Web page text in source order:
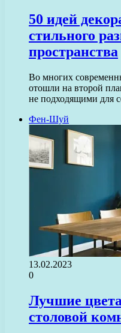
50 идей
стильного
пространства
Во многих
отошли на второй
не подходящими для
Фен-Шуй
13.02.2023
0
Лучшие
столовой